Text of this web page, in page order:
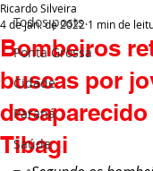
Todos posts
Ponta Grossa
Cidade
Paraná
Saúde
Bombeiros
buscas por
Tibagi
Ricardo Silveira
4 de jan. de 2022 1 min de